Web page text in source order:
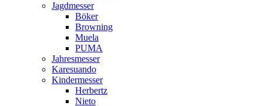
Jagdmesser
Böker
Browning
Muela
PUMA
Jahresmesser
Karesuando
Kindermesser
Herbertz
Nieto